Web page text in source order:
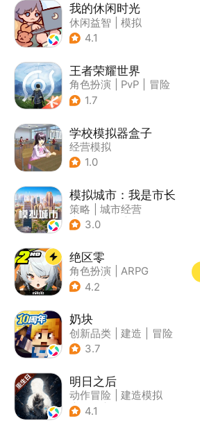
我的休闲时光
休闲益智
模拟
4.1
王者荣耀世界
角色扮演 PvP
冒险
| 开放世界
1.7
学校模拟器盒子
经营模拟
1.0
模拟城市：我是市长
策略
城市经营
| 模拟城市
3.0
绝区零
角色扮演
ARPG
| 冒险
4.2
奶块
创新品类 建造
冒险
| 开放世界
3.7
明日之后
动作冒险
建造模拟
| 丧尸
4.1